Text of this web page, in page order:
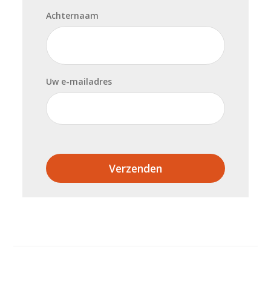
Achternaam
Uw e-mailadres
Verzenden